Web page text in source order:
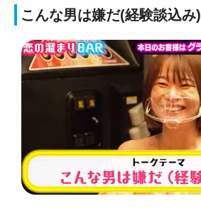
こんな男は嫌だ(経験談込み)